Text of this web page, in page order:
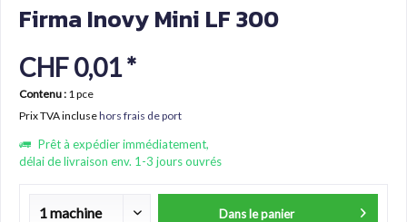
Firma Inovy Mini LF 300
CHF 0,01 *
Contenu : 1 pce
Prix TVA inclusehors frais de port
Prêt à expédier immédiatement,
délai de livraison env. 1-3 jours ouvrés
Dans le panier